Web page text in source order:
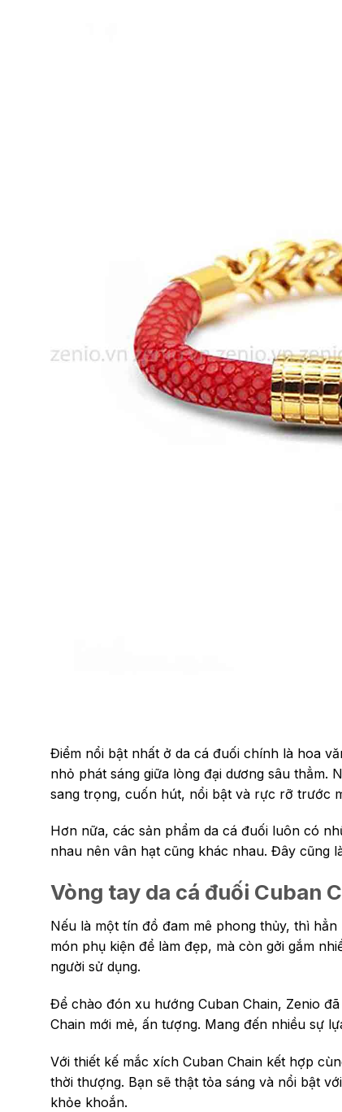
Điểm nổi bật nhất ở da cá đuối chính là hoa
nhỏ phát sáng giữa lòng đại dương sâu thẳm.
sang trọng, cuốn hút, nổi bật và rực rỡ trước
Hơn nữa, các sản phẩm da cá đuối luôn có
nhau nên vân hạt cũng khác nhau. Đây cũng
Vòng tay da cá đuối Cuban
Nếu là một tín đồ đam mê phong thủy, thì
món phụ kiện để làm đẹp, mà còn gởi gắm
người sử dụng.
Để chào đón xu hướng Cuban Chain, Zenio
Chain mới mẻ, ấn tượng. Mang đến nhiều sự
Với thiết kế mắc xích Cuban Chain kết hợp
thời thượng. Bạn sẽ thật tỏa sáng và nổi bật
khỏe khoắn.